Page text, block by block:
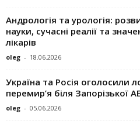
Андрологія та урологія:
науки, сучасні реалії та
лікарів
oleg - 18.06.2026
Україна та Росія оголосили
перемир’я біля Запорізької
oleg - 05.06.2026